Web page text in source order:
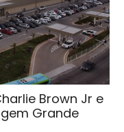
Brown Jr e
Grande